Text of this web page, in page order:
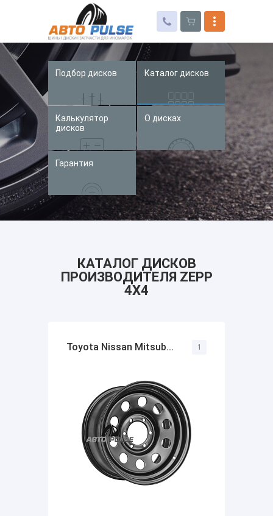
Автошины
Колесные диски
Запчасти для иномарок
Услуги
Доставка и оплата
Контакты
Подбор дисков Каталог дисков
Калькулятор
дисков
О дисках
Гарантия
КАТАЛОГ ДИСКОВ
ПРОИЗВОДИТЕЛЯ ZEPP
4X4
Toyota Nissan Mitsub... 1